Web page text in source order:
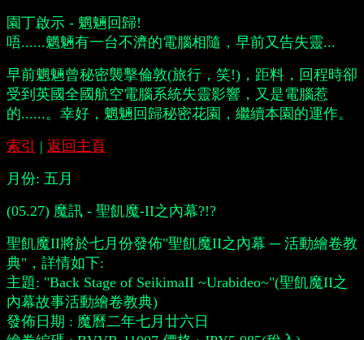
園丁啟示 - 魍魎回歸!
唔......魍魎有一台不濟的電腦相隨，早前又告失靈...
早前魍魎曾秘密襲擊倫敦(旅行，笑!)，距料，回程時卻
受到英國全國航空電腦系統失靈影響，又是電腦惹
的......。幸好，魍魎回歸秘密花園，繼續本園的運作。
索引
| 返回主頁
月份: 五月
(05.27) 魔訊 - 聖飢魔-II之內幕?!?
聖飢魔II將於七月份發佈"聖飢魔II之內幕 ─ 活動繪卷教
典"，詳情如下:
主題: "Back Stage of SeikimaII ~Urabideo~"(聖飢魔II之
內幕故事活動繪卷教典)
發佈日期 : 魔曆二年七月廿六日